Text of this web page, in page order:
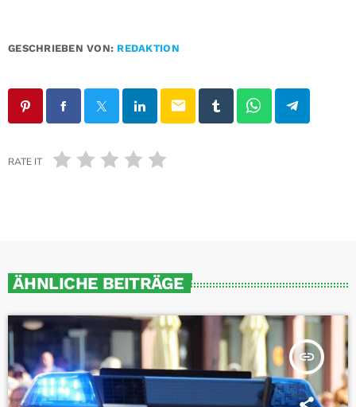
GESCHRIEBEN VON: REDAKTION
email
RATE IT
ÄHNLICHE BEITRÄGE
insert_link